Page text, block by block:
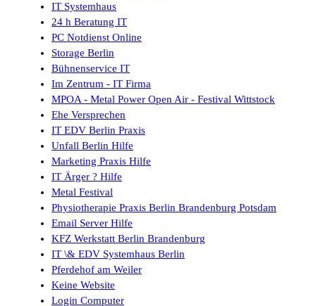
IT Systemhaus
24 h Beratung IT
PC Notdienst Online
Storage Berlin
Bühnenservice IT
Im Zentrum - IT Firma
MPOA - Metal Power Open Air - Festival Wittstock
Ehe Versprechen
IT EDV Berlin Praxis
Unfall Berlin Hilfe
Marketing Praxis Hilfe
IT Ärger ? Hilfe
Metal Festival
Physiotherapie Praxis Berlin Brandenburg Potsdam
Email Server Hilfe
KFZ Werkstatt Berlin Brandenburg
IT \& EDV Systemhaus Berlin
Pferdehof am Weiler
Keine Website
Login Computer